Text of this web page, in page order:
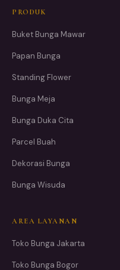
PRODUK
Buket Bunga Mawar
Papan Bunga
Standing Flower
Bunga Meja
Bunga Duka Cita
Parcel Buah
Dekorasi Bunga
Bunga Wisuda
AREA LAYANAN
Toko Bunga Jakarta
Toko Bunga Bogor